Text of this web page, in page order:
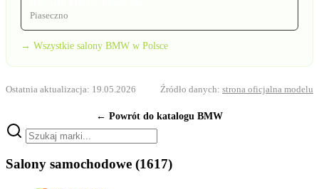
Piaseczno
→ Wszystkie salony BMW w Polsce
Ostatnia aktualizacja: 19.05.2026 Źródło danych: strona oficjalna modelu
← Powrót do katalogu BMW
Salony samochodowe (1617)